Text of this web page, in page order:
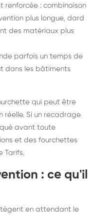
renforcée : combinaison
plus longue, dard
des matériaux plus
parfois un temps de
dans les bâtiments
qui peut être
réelle. Si un recadrage
avant toute
et des fourchettes
Tarifs.
: ce qu'il
en attendant le